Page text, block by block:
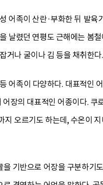
어족이 산란·부화한 뒤 발
날렸던 연평도 근해에는 봄
거나 굴이나 김 등을 채취한다.
어족이 다양하다. 대표적인
장의 대표적인 어종이다.
오르기도 하는데, 수온이
기반으로 어장을 구분하기